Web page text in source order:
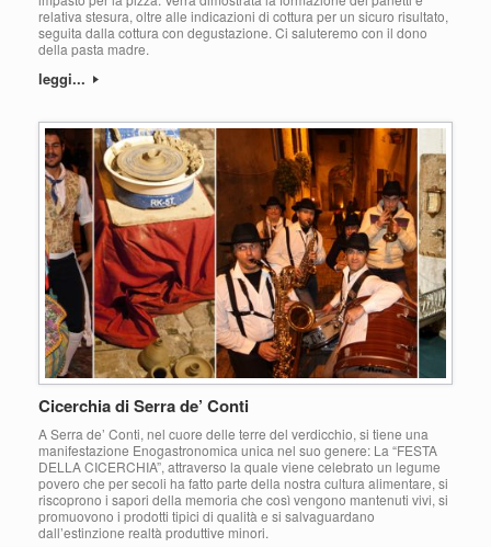
relativa stesura, oltre alle indicazioni di cottura per un sicuro risultato,
seguita dalla cottura con degustazione. Ci saluteremo con il dono
della pasta madre.
leggi...
Cicerchia di Serra de’ Conti
A Serra de’ Conti, nel cuore delle terre del verdicchio, si tiene una
manifestazione Enogastronomica unica nel suo genere: La “FESTA
DELLA CICERCHIA”, attraverso la quale viene celebrato un legume
povero che per secoli ha fatto parte della nostra cultura alimentare, si
riscoprono i sapori della memoria che così vengono mantenuti vivi, si
promuovono i prodotti tipici di qualità e si salvaguardano
dall’estinzione realtà produttive minori.